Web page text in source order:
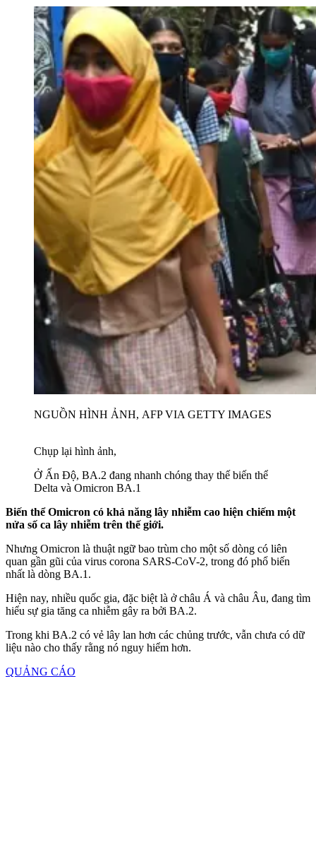
NGUỒN HÌNH ẢNH, AFP VIA GETTY IMAGES
Chụp lại hình ảnh,
Ở Ấn Độ, BA.2 đang nhanh chóng thay thế biến thể
Delta và Omicron BA.1
Biến thể Omicron có khả năng lây nhiễm cao hiện chiếm một
nửa số ca lây nhiễm trên thế giới.
Nhưng Omicron là thuật ngữ bao trùm cho một số dòng có liên
quan gần gũi của virus corona SARS-CoV-2, trong đó phổ biến
nhất là dòng BA.1.
Hiện nay, nhiều quốc gia, đặc biệt là ở châu Á và châu Âu, đang tìm
hiểu sự gia tăng ca nhiễm gây ra bởi BA.2.
Trong khi BA.2 có vẻ lây lan hơn các chủng trước, vẫn chưa có dữ
liệu nào cho thấy rằng nó nguy hiểm hơn.
QUẢNG CÁO